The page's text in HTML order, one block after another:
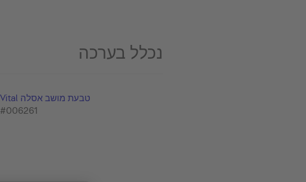
נכלל בערכה
טבעת מושב אסלה Vital
#006261